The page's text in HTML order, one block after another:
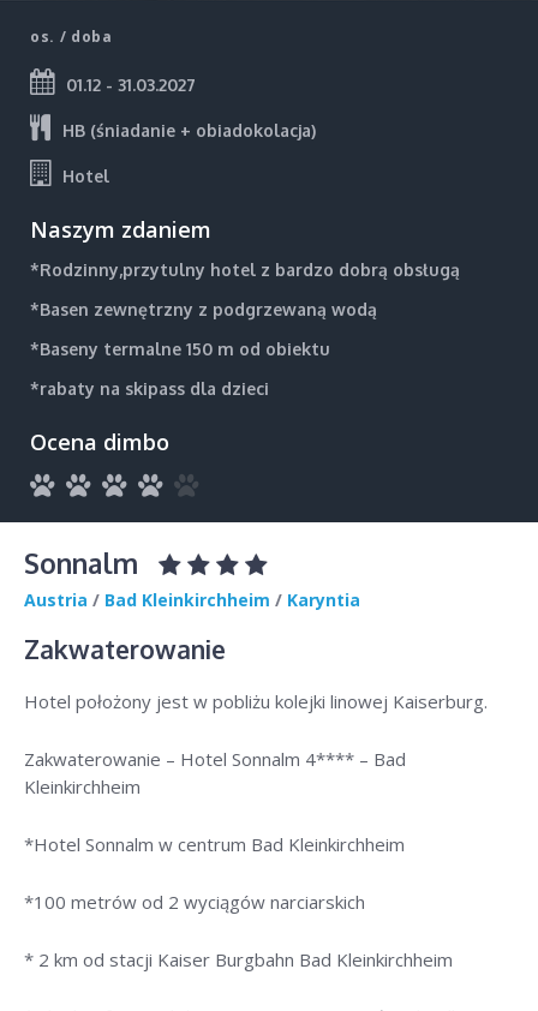
os. / doba
01.12 - 31.03.2027
HB (śniadanie + obiadokolacja)
Hotel
Naszym zdaniem
*Rodzinny,przytulny hotel z bardzo dobrą obsługą
*Basen zewnętrzny z podgrzewaną wodą
*Baseny termalne 150 m od obiektu
*rabaty na skipass dla dzieci
Ocena dimbo
Sonnalm
Austria / Bad Kleinkirchheim / Karyntia
Zakwaterowanie
Hotel położony jest w pobliżu kolejki linowej Kaiserburg.
Zakwaterowanie – Hotel Sonnalm 4**** – Bad
Kleinkirchheim
*Hotel Sonnalm w centrum Bad Kleinkirchheim
*100 metrów od 2 wyciągów narciarskich
* 2 km od stacji Kaiser Burgbahn Bad Kleinkirchheim